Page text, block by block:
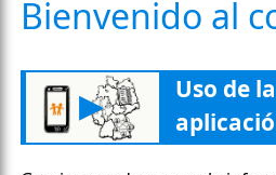
Bienvenido al
▶
Uso de la